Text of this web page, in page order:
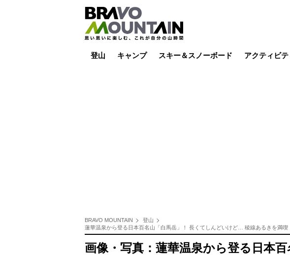
登山 キャンプ スキー＆スノーボード アクティビテ
BRAVO MOUNTAIN
登山
蓮華温泉から登る日本百名山「白馬岳」！ 長くてしんどいけど… 稜線あるきを満喫
画像・写真：蓮華温泉から登る日本百